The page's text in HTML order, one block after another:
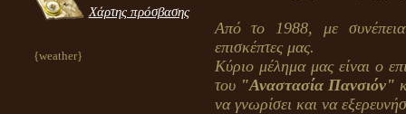
Χάρτης πρόσβασης
{weather}
Από το 1988, με συνέπεια
επισκέπτες μας.
Κύριο μέλημα μας είναι ο
του "Αναστασία Πανσιόν"
να γνωρίσει και να